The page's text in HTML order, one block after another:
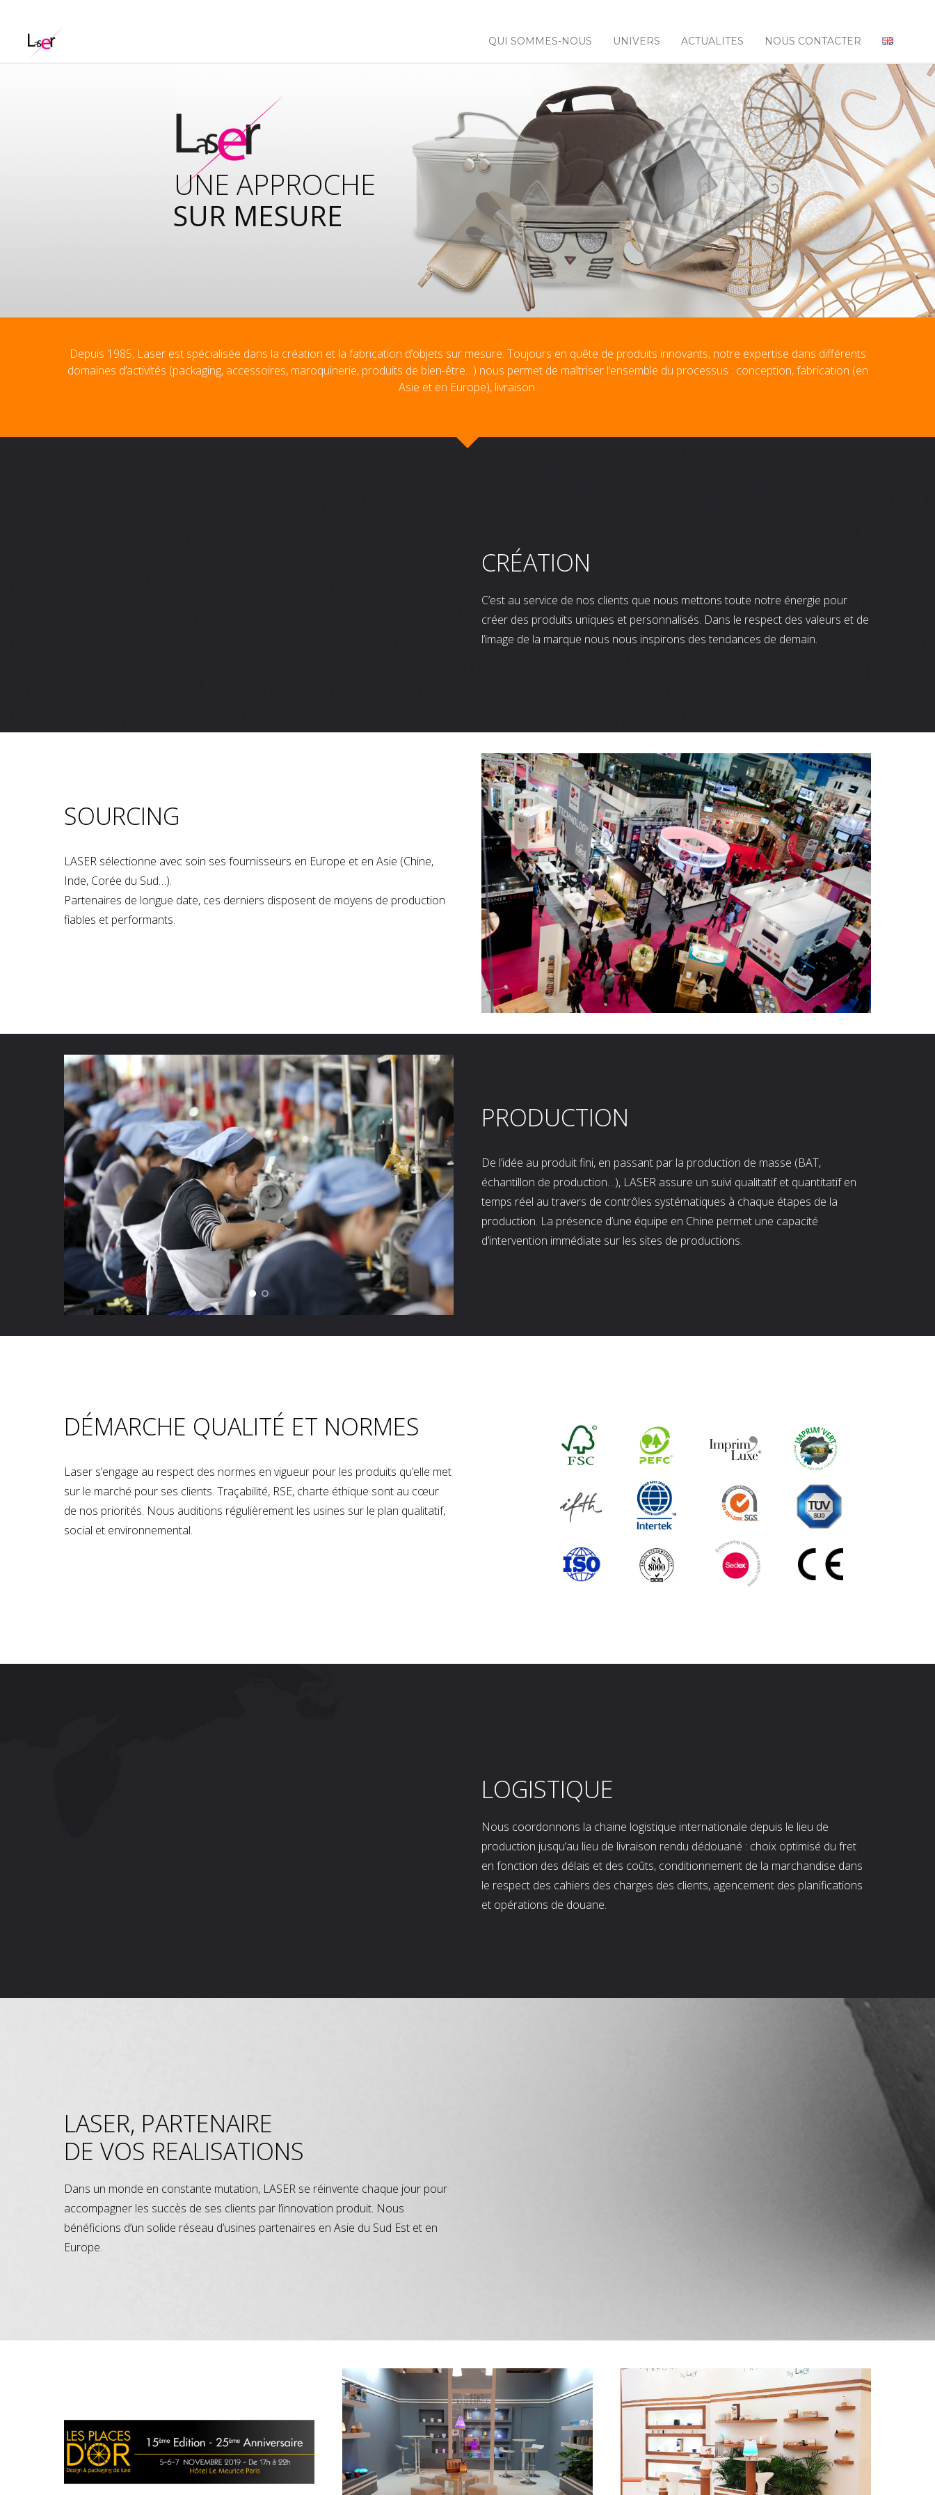
QUI SOMMES-NOUS UNIVERS ACTUALITES NOUS CONTACTER
COMPETENCES
UNISSONS NOS
Depuis 1985, Laser est spécialisée dans la création et la fabrication d’objets sur mesure. Toujours en quête de produits innovants, notre expertise dans différents
domaines d’activités (packaging, accessoires, maroquinerie, produits de bien-être…) nous permet de maîtriser l’ensemble du processus : conception, fabrication (en
Asie et en Europe), livraison.
CRÉATION
C’est au service de nos clients que nous mettons toute notre énergie pour
créer des produits uniques et personnalisés. Dans le respect des valeurs et de
l’image de la marque nous nous inspirons des tendances de demain.
SOURCING
LASER sélectionne avec soin ses fournisseurs en Europe et en Asie (Chine,
Inde, Corée du Sud…).
Partenaires de longue date, ces derniers disposent de moyens de production
fiables et performants.
PRODUCTION
De l’idée au produit fini, en passant par la production de masse (BAT,
échantillon de production…), LASER assure un suivi qualitatif et quantitatif en
temps réel au travers de contrôles systématiques à chaque étapes de la
production. La présence d’une équipe en Chine permet une capacité
d’intervention immédiate sur les sites de productions.
DÉMARCHE QUALITÉ ET NORMES
Laser s’engage au respect des normes en vigueur pour les produits qu’elle met
sur le marché pour ses clients. Traçabilité, RSE, charte éthique sont au cœur
de nos priorités. Nous auditions régulièrement les usines sur le plan qualitatif,
social et environnemental.
LOGISTIQUE
Nous coordonnons la chaine logistique internationale depuis le lieu de
production jusqu’au lieu de livraison rendu dédouané : choix optimisé du fret
en fonction des délais et des coûts, conditionnement de la marchandise dans
le respect des cahiers des charges des clients, agencement des planifications
et opérations de douane.
LASER, PARTENAIRE
DE VOS REALISATIONS
Dans un monde en constante mutation, LASER se réinvente chaque jour pour
accompagner les succès de ses clients par l’innovation produit. Nous
bénéficions d’un solide réseau d’usines partenaires en Asie du Sud Est et en
Europe.